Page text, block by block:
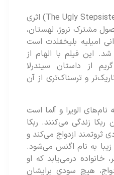
فیلم خواهر ناتنی زشت (The Ugly Stepsister) اثری
مشترک نروژ، لهستان،
امیلیه بلیخفلدت است
منتشر شد. این فیلم با الهام از
از داستان سیندرلا
و ترسناک‌تری از آن
نام‌های الویرا و آلما است
زندگی می‌کنند. ربکا
ثروتمند ازدواج می‌کند و
زیبا به نام اگنس می‌شود.
درمی‌یابد که او
هیچ سودی برایشان